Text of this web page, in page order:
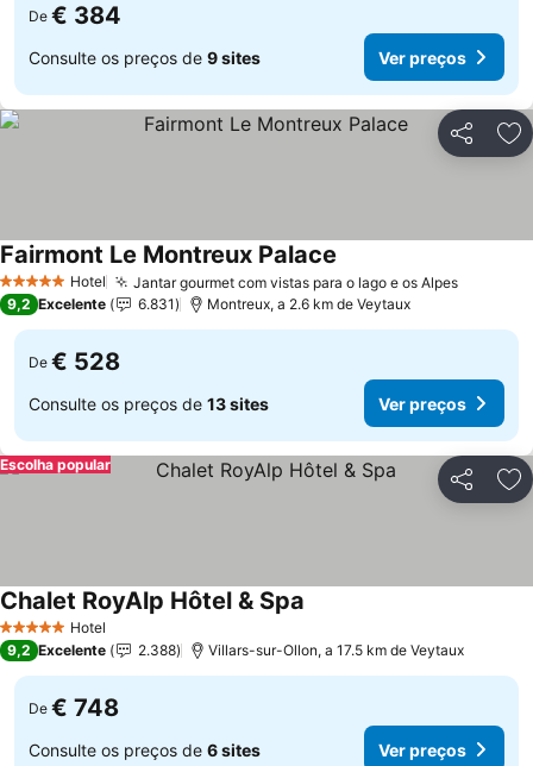
De € 384
Consulte os preços de 9 sites Ver preços
Partilhar
5 Estrelas Hotel Jantar gourmet com vistas para o lago e os AlpesVer
Fairmont Le Montreux Palace
9,2 Excelente 6.831 Montreux, a 2.6 km de Veytaux
De € 528
Consulte os preços de 13 sites Ver preços
Partilhar
Escolha popular
5 Estrelas Hotel
Chalet RoyAlp Hôtel & Spa
9,2 Excelente 2.388 Villars-sur-Ollon, a 17.5 km de Veytaux
De € 748
Consulte os preços de 6 sites Ver preços